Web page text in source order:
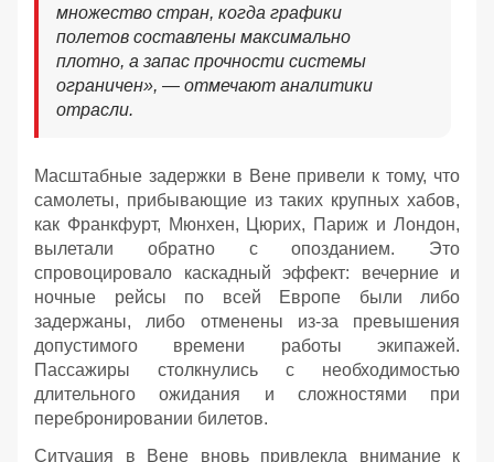
множество стран, когда графики
полетов составлены максимально
плотно, а запас прочности системы
ограничен», — отмечают аналитики
отрасли.
Масштабные задержки в Вене привели к тому, что
самолеты, прибывающие из таких крупных хабов,
как Франкфурт, Мюнхен, Цюрих, Париж и Лондон,
вылетали обратно с опозданием. Это
спровоцировало каскадный эффект: вечерние и
ночные рейсы по всей Европе были либо
задержаны, либо отменены из-за превышения
допустимого времени работы экипажей.
Пассажиры столкнулись с необходимостью
длительного ожидания и сложностями при
перебронировании билетов.
Ситуация в Вене вновь привлекла внимание к